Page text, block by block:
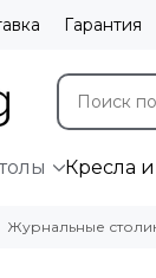
Гарантия
Кресла
Журнальные